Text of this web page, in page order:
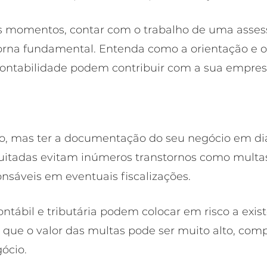
momentos, contar com o trabalho de uma
fundamental. Entenda como a orientação e
podem contribuir com a sua
mas ter a documentação do seu negócio em
evitam inúmeros transtornos como
em eventuais fiscalizações.
e tributária podem colocar em risco a
que o valor das multas pode ser muito alto,